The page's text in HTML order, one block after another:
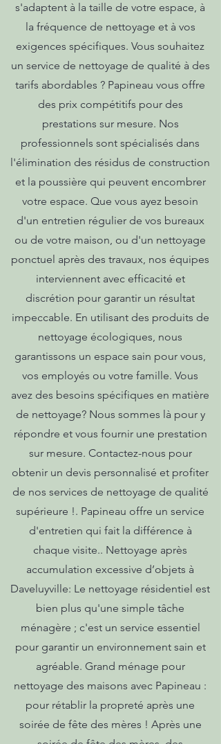
s'adaptent à la taille de votre espace, à
la fréquence de nettoyage et à vos
exigences spécifiques. Vous souhaitez
un service de nettoyage de qualité à des
tarifs abordables ? Papineau vous offre
des prix compétitifs pour des
prestations sur mesure. Nos
professionnels sont spécialisés dans
l'élimination des résidus de construction
et la poussière qui peuvent encombrer
votre espace. Que vous ayez besoin
d'un entretien régulier de vos bureaux
ou de votre maison, ou d'un nettoyage
ponctuel après des travaux, nos équipes
interviennent avec efficacité et
discrétion pour garantir un résultat
impeccable. En utilisant des produits de
nettoyage écologiques, nous
garantissons un espace sain pour vous,
vos employés ou votre famille. Vous
avez des besoins spécifiques en matière
de nettoyage? Nous sommes là pour y
répondre et vous fournir une prestation
sur mesure. Contactez-nous pour
obtenir un devis personnalisé et profiter
de nos services de nettoyage de qualité
supérieure !. Papineau offre un service
d'entretien qui fait la différence à
chaque visite.. Nettoyage après
accumulation excessive d’objets à
Daveluyville: Le nettoyage résidentiel est
bien plus qu'une simple tâche
ménagère ; c'est un service essentiel
pour garantir un environnement sain et
agréable. Grand ménage pour
nettoyage des maisons avec Papineau :
pour rétablir la propreté après une
soirée de fête des mères ! Après une